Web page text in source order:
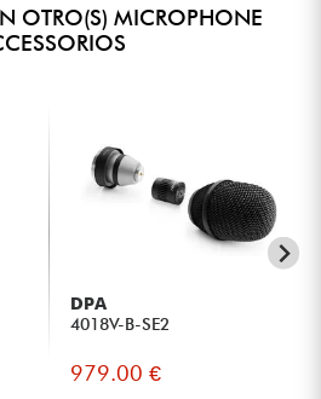
OTRO(S) MICROPHONE
DPA
4018V-B-SE2
979.00 €